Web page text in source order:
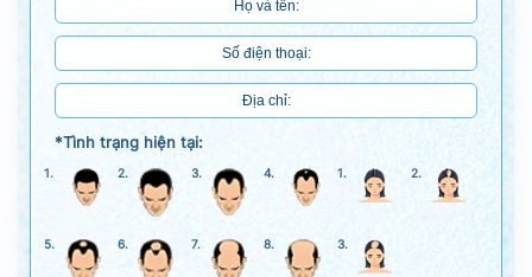
*Tình trạng hiện tại:
1. 2. 3. 4. 1. 2.
5. 6. 7. 8. 3.